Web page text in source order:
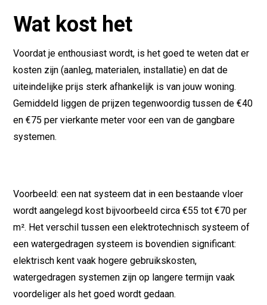
Wat kost het
Voordat je enthousiast wordt, is het goed te weten dat er
kosten zijn (aanleg, materialen, installatie) en dat de
uiteindelijke prijs sterk afhankelijk is van jouw woning.
Gemiddeld liggen de prijzen tegenwoordig tussen de €40
en €75 per vierkante meter voor een van de gangbare
systemen.
Voorbeeld: een nat systeem dat in een bestaande vloer
wordt aangelegd kost bijvoorbeeld circa €55 tot €70 per
m². Het verschil tussen een elektrotechnisch systeem of
een watergedragen systeem is bovendien significant:
elektrisch kent vaak hogere gebruikskosten,
watergedragen systemen zijn op langere termijn vaak
voordeliger als het goed wordt gedaan.